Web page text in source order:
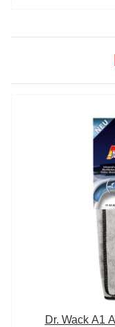
Dr. Wack A1